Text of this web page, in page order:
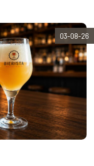
03-08-26